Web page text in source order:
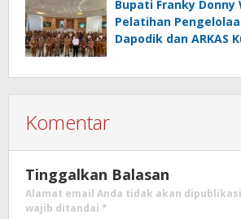
Bupati Franky Donny
Pelatihan
Dapodik dan ARKAS
Komentar
Tinggalkan Balasan
Alamat email Anda tidak akan
wajib ditandai *